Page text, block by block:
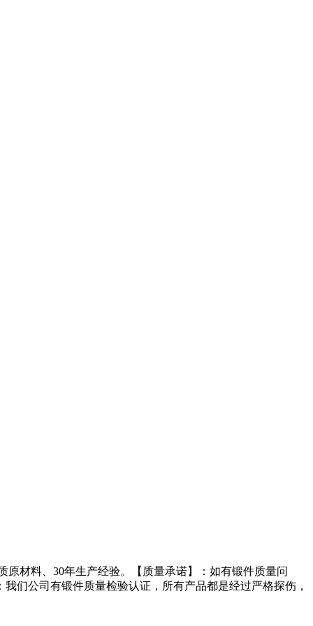
材料、30年生产经验。【质量承诺】：如有锻件质量问
们公司有锻件质量检验认证，所有产品都是经过严格探伤，